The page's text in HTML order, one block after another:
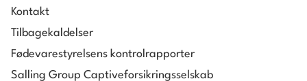
Kontakt
Tilbagekaldelser
Fødevarestyrelsens kontrolrapporter
Salling Group Captiveforsikringsselskab